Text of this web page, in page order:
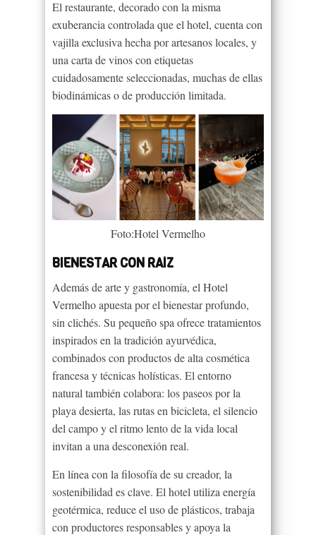
El restaurante, decorado con la misma
exuberancia controlada que el hotel, cuenta con
vajilla exclusiva hecha por artesanos locales, y
una carta de vinos con etiquetas
cuidadosamente seleccionadas, muchas de ellas
biodinámicas o de producción limitada.
Foto:Hotel Vermelho
BIENESTAR CON RAÍZ
Además de arte y gastronomía, el Hotel
Vermelho apuesta por el bienestar profundo,
sin clichés. Su pequeño spa ofrece tratamientos
inspirados en la tradición ayurvédica,
combinados con productos de alta cosmética
francesa y técnicas holísticas. El entorno
natural también colabora: los paseos por la
playa desierta, las rutas en bicicleta, el silencio
del campo y el ritmo lento de la vida local
invitan a una desconexión real.
En línea con la filosofía de su creador, la
sostenibilidad es clave. El hotel utiliza energía
geotérmica, reduce el uso de plásticos, trabaja
con productores responsables y apoya la